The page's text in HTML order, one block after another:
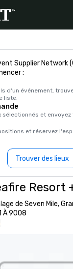
Supplier Network
:
d'un événement,
liste.
sélectionnés et
et réservez
Trouver des lieux
Resort
de Seven Mile,
À 9008